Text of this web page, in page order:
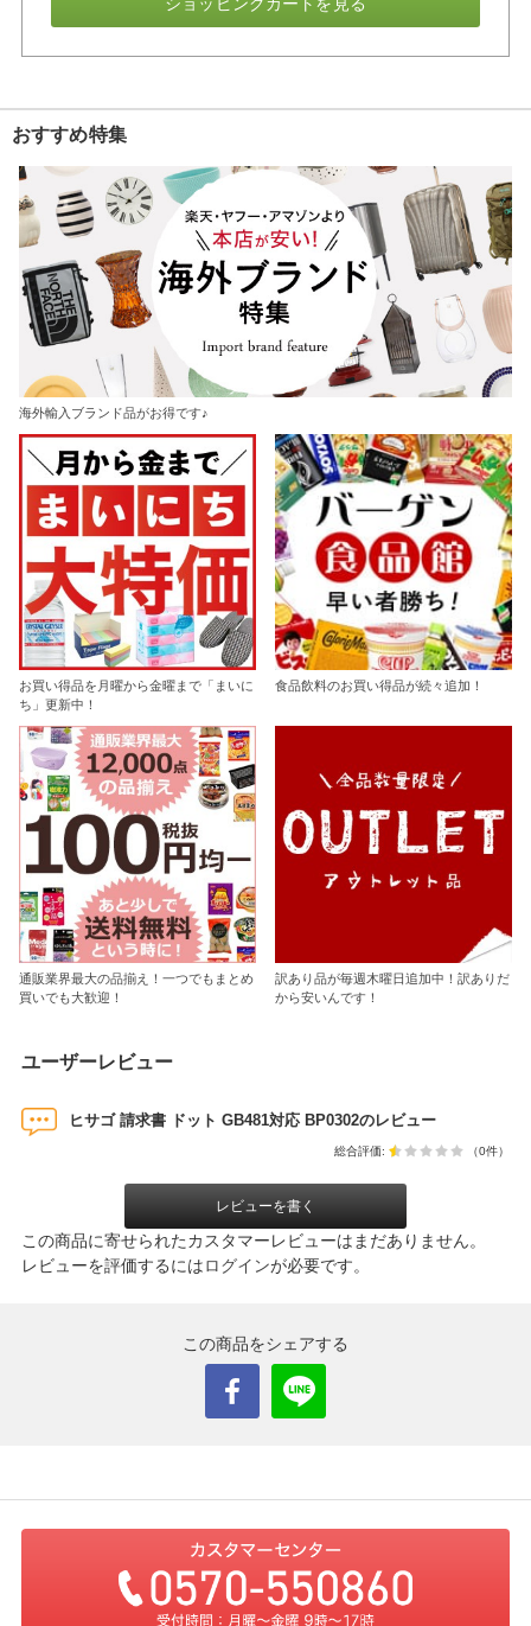
ショッピングカートを見る
おすすめ特集
海外輸入ブランド品がお得です♪
お買い得品を月曜から金曜まで「まいに
ち」更新中！
食品飲料のお買い得品が続々追加！
通販業界最大の品揃え！一つでもまとめ
買いでも大歓迎！
訳あり品が毎週木曜日追加中！訳ありだ
から安いんです！
ユーザーレビュー
ヒサゴ 請求書 ドット GB481対応 BP0302のレビュー
総合評価: （0件）
レビューを書く
この商品に寄せられたカスタマーレビューはまだありません。
レビューを評価するにはログインが必要です。
この商品をシェアする